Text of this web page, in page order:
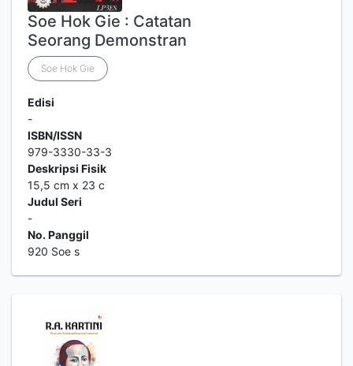
Soe Hok Gie : Catatan
Seorang Demonstran
Soe Hok Gie
Edisi
-
ISBN/ISSN
979-3330-33-3
Deskripsi Fisik
15,5 cm x 23 c
Judul Seri
-
No. Panggil
920 Soe s